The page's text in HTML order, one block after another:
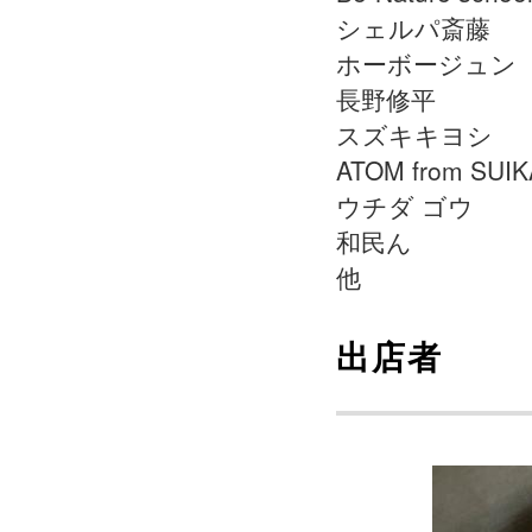
シェルパ斎藤
ホーボージュン
長野修平
スズキキヨシ
ATOM from
ウチダ ゴウ
和民ん
他
出店者